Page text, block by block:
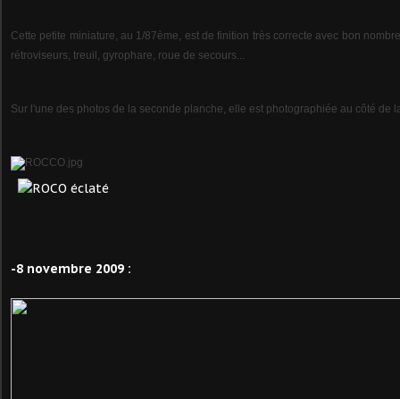
Cette petite miniature, au 1/87ème, est de finition très correcte avec bon
rétroviseurs, treuil, gyrophare, roue de secours...
Sur l'une des photos de la seconde planche, elle est photographiée au côté de
-8 novembre 2009 :